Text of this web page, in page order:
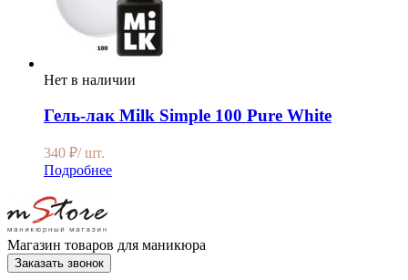
Нет в наличии
Гель-лак Milk Simple 100 Pure White
340 ₽/ шт.
Подробнее
Магазин товаров для маникюра
Заказать звонок